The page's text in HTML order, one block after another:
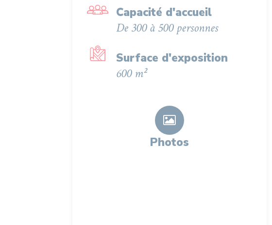
Capacité d'accueil
De 300 à 500 personnes
Surface d'exposition
600 m²
Photos